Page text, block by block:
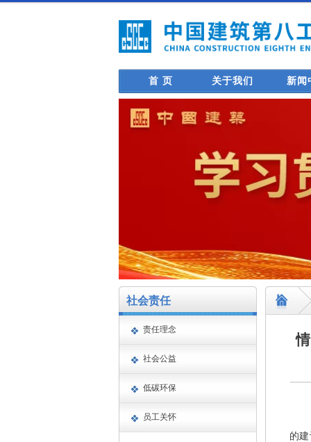
首 页 关于我们 新闻
社会责任
责任理念
社会公益
低碳环保
员工关怀
的